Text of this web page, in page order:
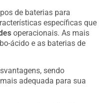
de baterias para
específicas que
operacionais. As mais
ácido e as baterias de
sendo
adequada para sua